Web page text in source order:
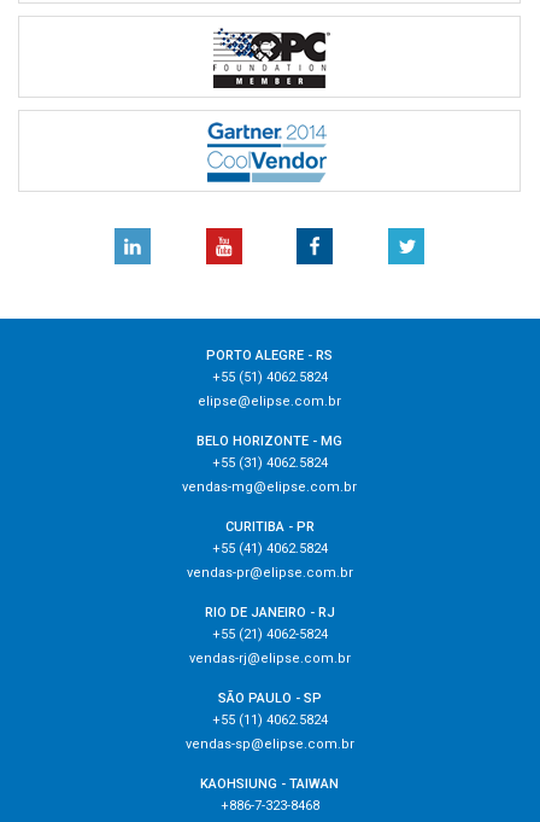
PORTO ALEGRE - RS
+55 (51) 4062.5824
elipse@elipse.com.br
BELO HORIZONTE - MG
+55 (31) 4062.5824
vendas-mg@elipse.com.br
CURITIBA - PR
+55 (41) 4062.5824
vendas-pr@elipse.com.br
RIO DE JANEIRO - RJ
+55 (21) 4062-5824
vendas-rj@elipse.com.br
SÃO PAULO - SP
+55 (11) 4062.5824
vendas-sp@elipse.com.br
KAOHSIUNG - TAIWAN
+886-7-323-8468